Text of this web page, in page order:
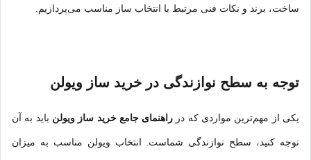
ساخت، برند و نکات فنی مرتبط با انتخاب ساز مناسب می‌پردازیم.
توجه به سطح نوازندگی در خرید ساز ویولن
یکی از مهم‌ترین مواردی که در راهنمای جامع خرید ساز ویولن باید به آن
توجه کنید، سطح نوازندگی شماست. انتخاب ویولن مناسب به میزان